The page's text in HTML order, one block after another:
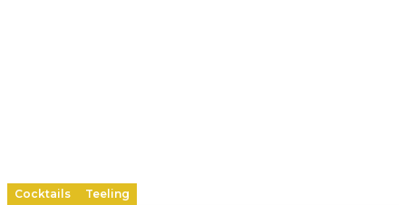
Cocktails Teeling